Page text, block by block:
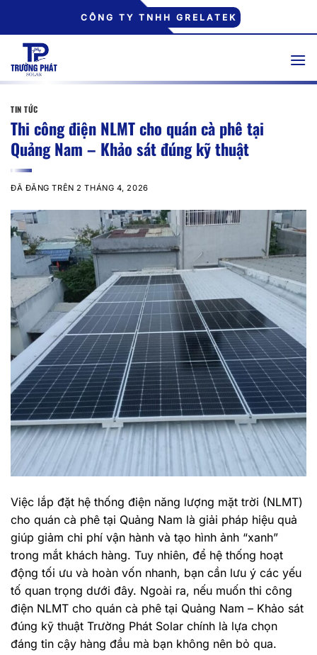
dung
CÔNG TY TNHH GRELATEK
TIN TỨC
Thi công điện NLMT cho quán cà phê tại
Quảng Nam – Khảo sát đúng kỹ thuật
ĐÃ ĐĂNG TRÊN 2 THÁNG 4, 2026
Việc lắp đặt hệ thống điện năng lượng mặt trời (NLMT)
cho quán cà phê tại Quảng Nam là giải pháp hiệu quả
giúp giảm chi phí vận hành và tạo hình ảnh “xanh”
trong mắt khách hàng. Tuy nhiên, để hệ thống hoạt
động tối ưu và hoàn vốn nhanh, bạn cần lưu ý các yếu
tố quan trọng dưới đây. Ngoài ra, nếu muốn thi công
điện NLMT cho quán cà phê tại Quảng Nam – Khảo sát
đúng kỹ thuật Trường Phát Solar chính là lựa chọn
đáng tin cậy hàng đầu mà bạn không nên bỏ qua.